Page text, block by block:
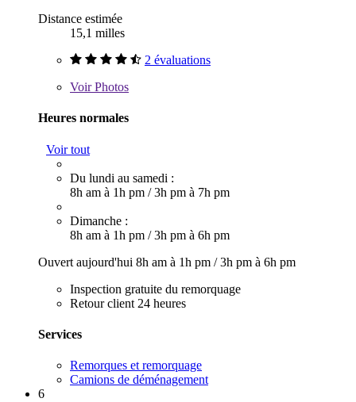
Distance estimée
15,1 milles
2 évaluations
VoirPhotos
Heures normales
Voir tout
Du lundi au samedi :
8h am à 1h pm /3h pm à 7h pm
Dimanche :
8h am à 1h pm /3h pm à 6h pm
Ouvert aujourd'hui 8h am à 1h pm /3h pm à 6h pm
Inspection gratuite du remorquage
Retour client 24 heures
Services
Remorques et remorquage
Camions de déménagement
6